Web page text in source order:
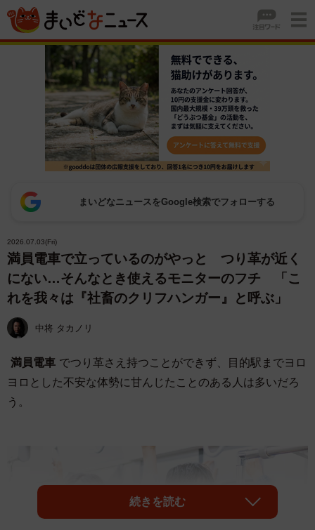
まいどなニュースをGoogle検索でフォローする
2026.07.03(Fri)
満員電車で立っているのがやっと つり革が近く
にない…そんなとき使えるモニターのフチ 「こ
れを我々は『社畜のクリフハンガー』と呼ぶ」
中将 タカノリ
満員電車 でつり革さえ持つことができず、目的駅までヨロ
ヨロとした不安な体勢に甘んじたことのある人は多いだろ
う。
続きを読む